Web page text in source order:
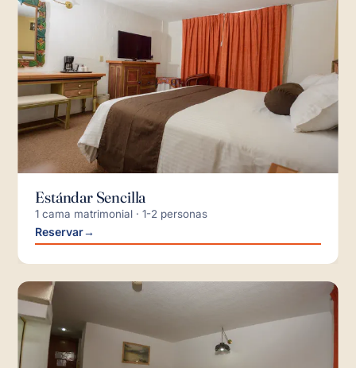
Estándar Sencilla
1 cama matrimonial · 1-2 personas
Reservar→